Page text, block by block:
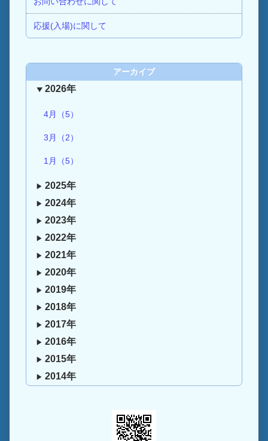
応援(入場)に関して
アーカイブ
2026年
4月（5）
3月（2）
1月（5）
2025年
2024年
2023年
2022年
2021年
2020年
2019年
2018年
2017年
2016年
2015年
2014年